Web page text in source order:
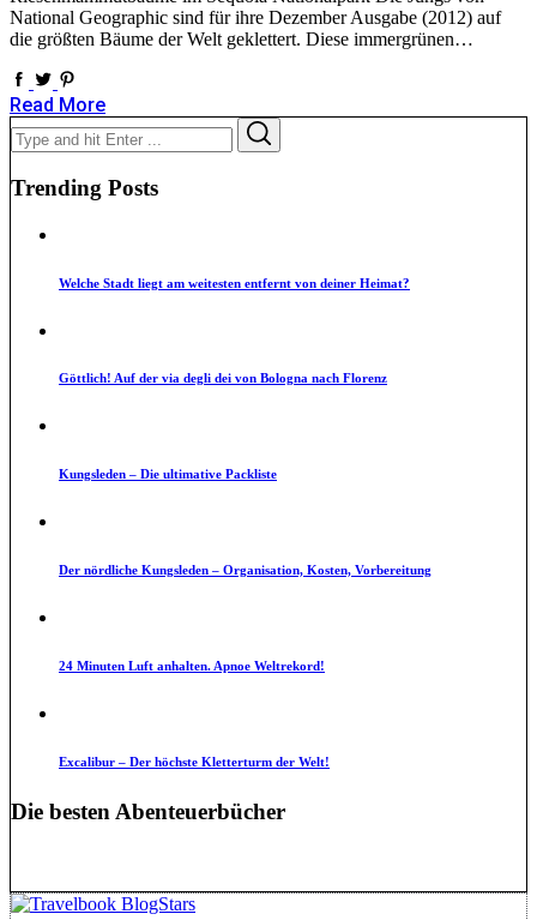
National Geographic sind für ihre Dezember Ausgabe (2012) auf
die größten Bäume der Welt geklettert. Diese immergrünen…
Read More
Search
for:
Trending Posts
Welche Stadt liegt am weitesten entfernt von deiner Heimat?
Göttlich! Auf der via degli dei von Bologna nach Florenz
Kungsleden – Die ultimative Packliste
Der nördliche Kungsleden – Organisation, Kosten, Vorbereitung
24 Minuten Luft anhalten. Apnoe Weltrekord!
Excalibur – Der höchste Kletterturm der Welt!
Die besten Abenteuerbücher